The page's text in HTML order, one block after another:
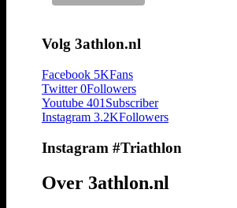
Volg 3athlon.nl
Facebook 5KFans
Twitter 0Followers
Youtube 401 Subscriber
Instagram 3.2KFollowers
Instagram #Triathlon
Over 3athlon.nl